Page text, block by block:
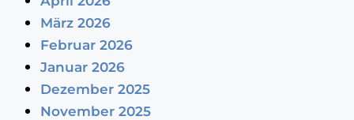
März 2026
Februar 2026
Januar 2026
Dezember 2025
November 2025